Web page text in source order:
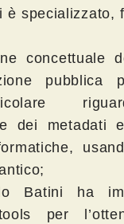
è specializzato,
concettuale
pubblica
dei metadati
Batini ha
per